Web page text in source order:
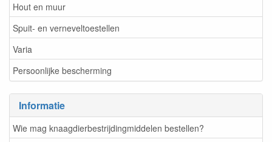
Hout en muur
Spuit- en verneveltoestellen
Varia
Persoonlijke bescherming
Informatie
Wie mag knaagdierbestrijdingmiddelen bestellen?